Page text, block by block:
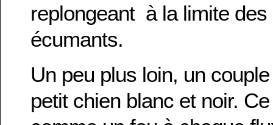
replongeant à la limite des
écumants.
Un peu plus loin, un
petit chien blanc et noir.